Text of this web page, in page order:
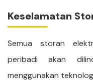
Keselamatan
Semua storan
peribadi akan
menggunakan